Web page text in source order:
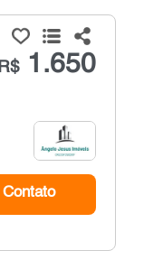
R$1.650
Contato